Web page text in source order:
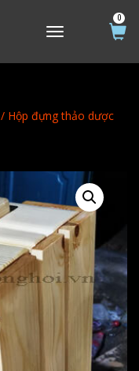
TOGGLE NAVIGATION
0
/ Hộp đựng thảo dược